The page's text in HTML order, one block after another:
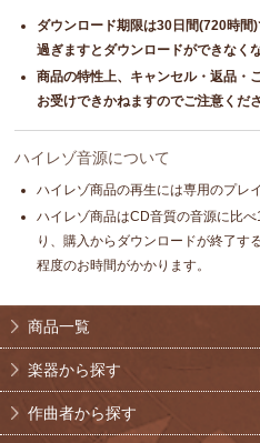
ダウンロード期限は30日間(720時
過ぎますとダウンロードができなく
商品の特性上、キャンセル・返品・
お受けできかねますのでご注意くださ
ハイレゾ音源について
ハイレゾ商品の再生には専用のプレ
ハイレゾ商品はCD音質の音源に比
り、購入からダウンロードが終了す
程度のお時間がかかります。
商品一覧
楽器から探す
作曲者から探す